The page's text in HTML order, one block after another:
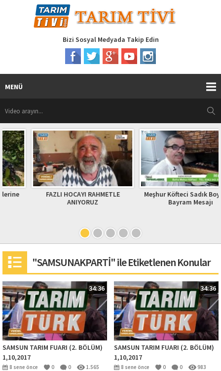
Bizi Sosyal Medyada Takip Edin
MENÜ
FAZLI HOCAYI RAHMETLE
ANIYORUZ
Meşhur Köfteci Sadık Boyun’un
Bayram Mesajı
"SAMSUNAKPARTİ" ile Etiketlenen Konular
34:36
SAMSUN TARIM FUARI (2. BÖLÜM)
1,10,2017
8 sene önce 0 0 1.565
34:36
SAMSUN TARIM FUARI (2. BÖLÜM)
1,10,2017
8 sene önce 0 0 983